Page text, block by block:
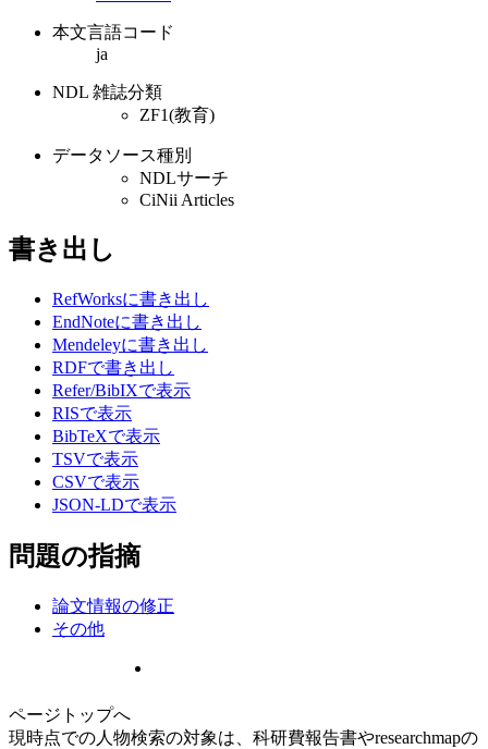
本文言語コード
ja
NDL 雑誌分類
ZF1(教育)
データソース種別
NDLサーチ
CiNii Articles
書き出し
RefWorksに書き出し
EndNoteに書き出し
Mendeleyに書き出し
RDFで書き出し
Refer/BibIXで表示
RISで表示
BibTeXで表示
TSVで表示
CSVで表示
JSON-LDで表示
問題の指摘
論文情報の修正
その他
ページトップへ
現時点での人物検索の対象は、科研費報告書やresearchmapの